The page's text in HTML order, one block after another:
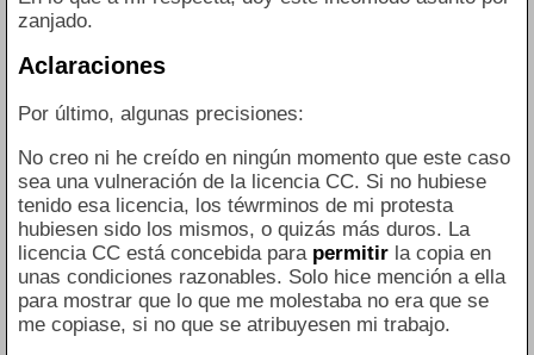
zanjado.
Aclaraciones
Por último, algunas precisiones:
No creo ni he creído en ningún momento que este caso
sea una vulneración de la licencia CC. Si no hubiese
tenido esa licencia, los téwrminos de mi protesta
hubiesen sido los mismos, o quizás más duros. La
licencia CC está concebida para permitirla copia en
unas condiciones razonables. Solo hice mención a ella
para mostrar que lo que me molestaba no era que se
me copiase, si no que se atribuyesen mi trabajo.